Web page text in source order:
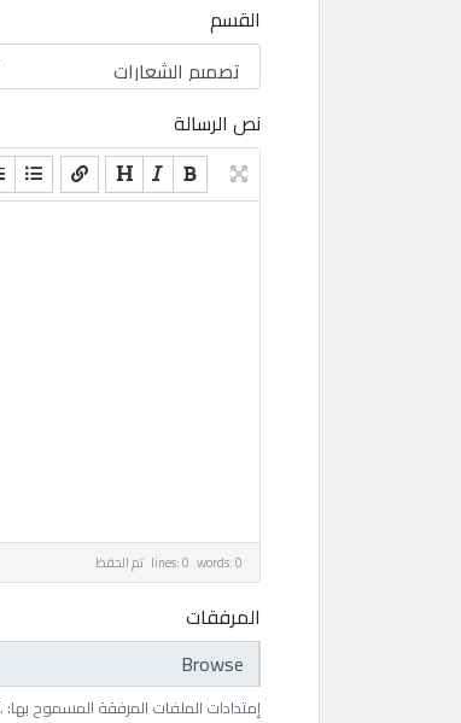
القسم
نص الرسالة
lines: 0 words: 0 تم الحفظ
المرفقات
اختر ملف
إمتدادات الملفات المرفقة المسموح بها: .jpg, .gif, .jpeg, .png, .txt, .pdf (الحد الأقصى لحجم الملف: 512MB)